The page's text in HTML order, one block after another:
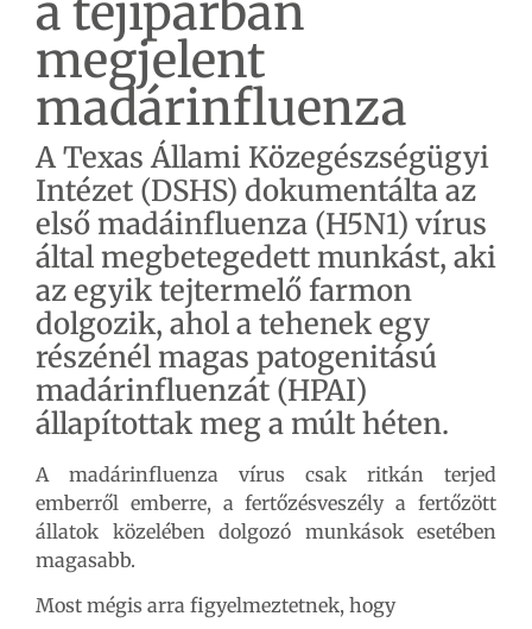
a tejiparban
megjelent
madárinfluenza
A Texas Állami Közegészségügyi
Intézet (DSHS) dokumentálta az
első madáinfluenza (H5N1) vírus
által megbetegedett munkást, aki
az egyik tejtermelő farmon
dolgozik, ahol a tehenek egy
részénél magas patogenitású
madárinfluenzát (HPAI)
állapítottak meg a múlt héten.
A madárinfluenza vírus csak ritkán terjed
emberről emberre, a fertőzésveszély a fertőzött
állatok közelében dolgozó munkások esetében
magasabb.
Most mégis arra figyelmeztetnek, hogy